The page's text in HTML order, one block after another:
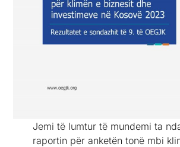
Jemi të lumtur të mundemi ta
raportin për anketën tonë mbi